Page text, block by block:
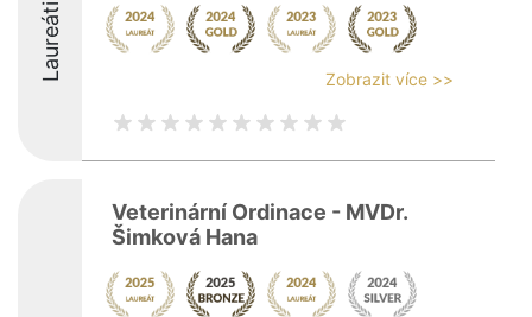
Laureáti Zobrazit více >>
Veterinární Ordinace - MVDr.
Šimková Hana